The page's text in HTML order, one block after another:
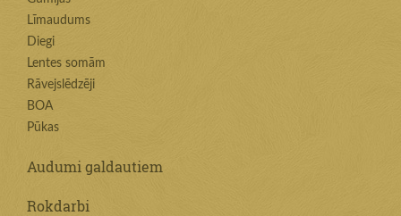
Līmaudums
Diegi
Lentes somām
Rāvejslēdzēji
BOA
Pūkas
Audumi galdautiem
Rokdarbi